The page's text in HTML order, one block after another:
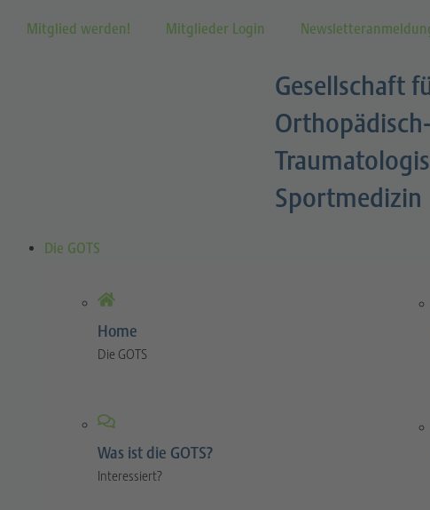
Mitglied werden! Mitglieder Login
Gesellschaft
Orthopädisch-
Sportmedizin
Die GOTS
Home
Die GOTS
Was ist die GOTS?
Interessiert?